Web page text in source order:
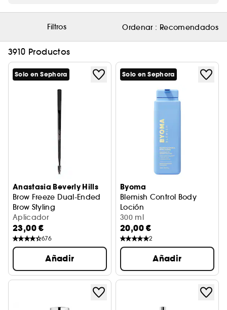
Filtros Ordenar : Recomendados
3910 Productos
Solo en Sephora
Anastasia Beverly Hills
Brow Freeze Dual-Ended
Brow Styling
Cepillo aplicador de cera para cejas
Aplicador
23,00 €
676
Añadir
Solo en Sephora
Byoma
Blemish Control Body
Loción
Loción corporal
300 ml
20,00 €
2
Añadir